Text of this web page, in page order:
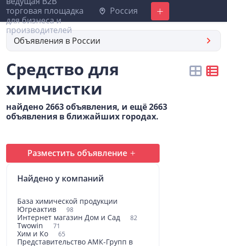
Россия Добавить
Объявления в России
Средство для
химчистки
найдено 2663 объявления, и ещё 2663
объявления в ближайших городах.
Разместить объявление
Найдено у компаний
База химической продукции
Югреактив
98
Интернет магазин Дом и Сад 82
Twowin 71
Хим и Ко 65
Представительство АМК-Групп в